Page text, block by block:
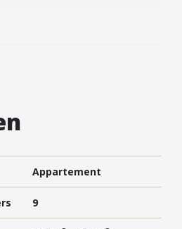
en Leidsche Rijn
Appartement
9